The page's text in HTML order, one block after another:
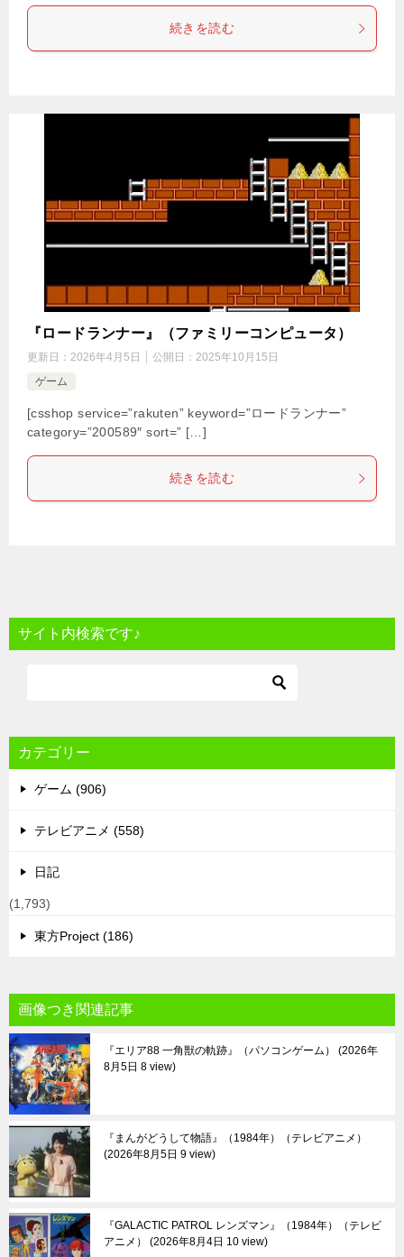
続きを読む
『ロードランナー』（ファミリーコンピュータ）
更新日： 2026年4月5日 公開日： 2025年10月15日
ゲーム
[csshop service=”rakuten” keyword=”ロードランナー”
category=”200589″ sort=” […]
続きを読む
サイト内検索です♪
カテゴリー
ゲーム (906)
テレビアニメ (558)
日記
(1,793)
東方Project (186)
画像つき関連記事
『エリア88 一角獣の軌跡』（パソコンゲーム）
2026年
8月5日 8 view
『まんがどうして物語』（1984年）（テレビアニメ）
2026年8月5日 9 view
『GALACTIC PATROL レンズマン』（1984年）（テレビ
アニメ）
2026年8月4日 10 view